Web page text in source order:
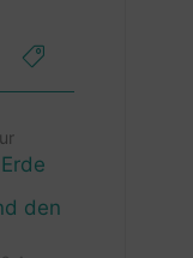
den